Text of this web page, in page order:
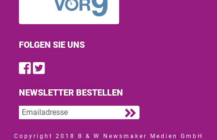
FOLGEN SIE UNS
Find us on Facebook
Follow us on Twitter
NEWSLETTER BESTELLEN
Copyright 2018 B & W Newsmaker Medien GmbH